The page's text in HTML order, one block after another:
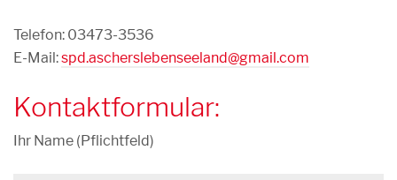
Telefon: 03473-3536
E-Mail:spd.ascherslebenseeland@gmail.com
Kontaktformular:
Ihr Name (Pflichtfeld)